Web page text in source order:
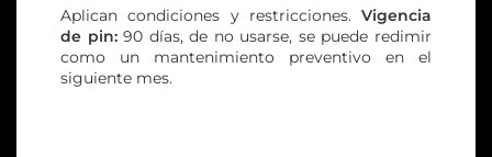
Aplican condiciones y restricciones.Vigencia
de pin:90 días, de no usarse, se puede redimir
como un mantenimiento preventivo en el
siguiente mes.